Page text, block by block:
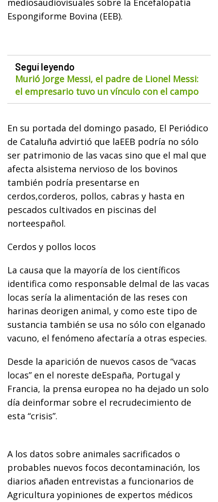
mediosaudiovisuales sobre la Encefalopatía
Espongiforme Bovina (EEB).
Seguí leyendo
Murió Jorge Messi, el padre de Lionel Messi:
el empresario tuvo un vínculo con el campo
En su portada del domingo pasado, El Periódico
de Cataluña advirtió que laEEB podría no sólo
ser patrimonio de las vacas sino que el mal que
afecta alsistema nervioso de los bovinos
también podría presentarse en
cerdos,corderos, pollos, cabras y hasta en
pescados cultivados en piscinas del
norteespañol.
Cerdos y pollos locos
La causa que la mayoría de los científicos
identifica como responsable delmal de las vacas
locas sería la alimentación de las reses con
harinas deorigen animal, y como este tipo de
sustancia también se usa no sólo con elganado
vacuno, el fenómeno afectaría a otras especies.
Desde la aparición de nuevos casos de “vacas
locas” en el noreste deEspaña, Portugal y
Francia, la prensa europea no ha dejado un solo
día deinformar sobre el recrudecimiento de
esta “crisis”.
A los datos sobre animales sacrificados o
probables nuevos focos decontaminación, los
diarios añaden entrevistas a funcionarios de
Agricultura yopiniones de expertos médicos